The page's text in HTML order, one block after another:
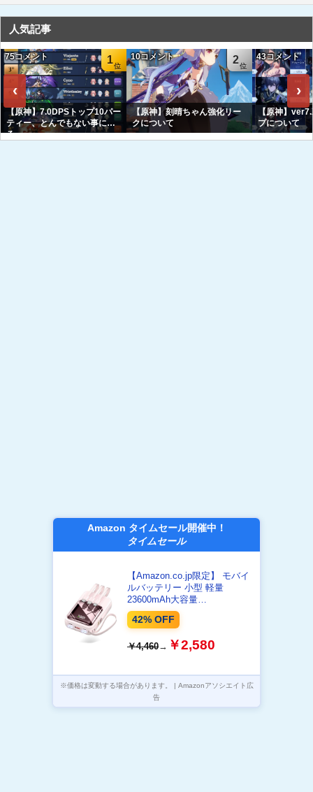
人気記事
‹
1
75コメント
【原神】7.0DPSトップ10パー
ティー、とんでもない事にな
る
2
10コメント
【原神】刻晴ちゃん強化リー
クについて
43コメント
【原神】
プについて
›
Amazon タイムセール開催中！
タイムセール
【Amazon.co.jp限定】 モバイ
ルバッテリー 小型 軽量
23600mAh大容量
22.5W/PD18W 4本ケーブル内
蔵 203g
42% OFF
￥4,460→ ￥2,580
※価格は変動する場合があります。 | Amazonアソシエイト広
告